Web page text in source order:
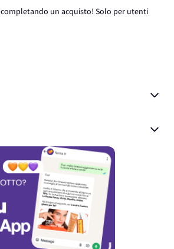
completando un acquisto! Solo per utenti